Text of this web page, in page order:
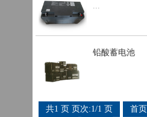
...
铅酸蓄电池
共1 页 页次:1/1 页 首页